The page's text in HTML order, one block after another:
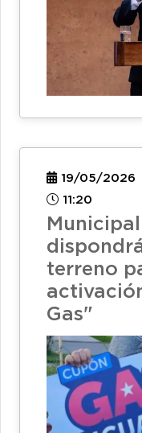
19/05/2026
11:20
terreno
Gas"